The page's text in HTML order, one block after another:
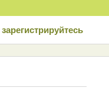
зарeгиcтрирyйтeсь